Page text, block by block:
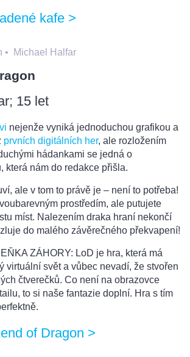
kafe >
• Michael Halfar
15 let
nejenže vyniká jednoduchou grafikou a
prvních digitálních her, ale rozložením
hádankami se jedná o
která nám do redakce přišla.
ale v tom to právě je – není to potřeba!
prostředím, ale putujete
míst. Nalezením draka hraní nekončí
do malého závěrečného překvapení!
ZÁHORY: LoD je hra, která má
virtuální svět a vůbec nevadí, že stvořen
čtverečků. Co není na obrazovce
to si naše fantazie doplní. Hra s tím
of Dragon >